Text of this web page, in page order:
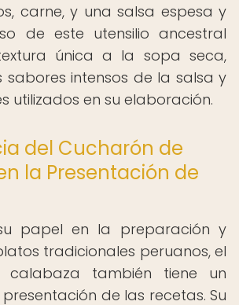
carne, y una salsa espesa y
de este utensilio ancestral
única a la sopa seca,
sabores intensos de la salsa y
utilizados en su elaboración.
del Cucharón de
la Presentación de
papel en la preparación y
tradicionales peruanos, el
calabaza también tiene un
de las recetas. Su